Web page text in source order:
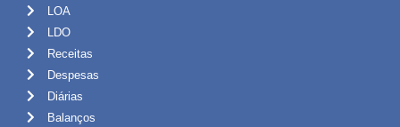
LOA
LDO
Receitas
Despesas
Diárias
Balanços